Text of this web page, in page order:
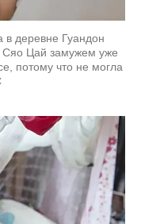
в деревне Гуандон
Сяо Цай замужем уже
потому что не могла